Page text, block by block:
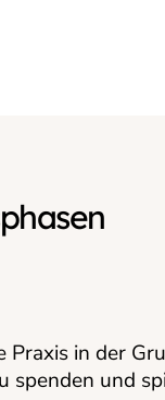
in der
spenden und